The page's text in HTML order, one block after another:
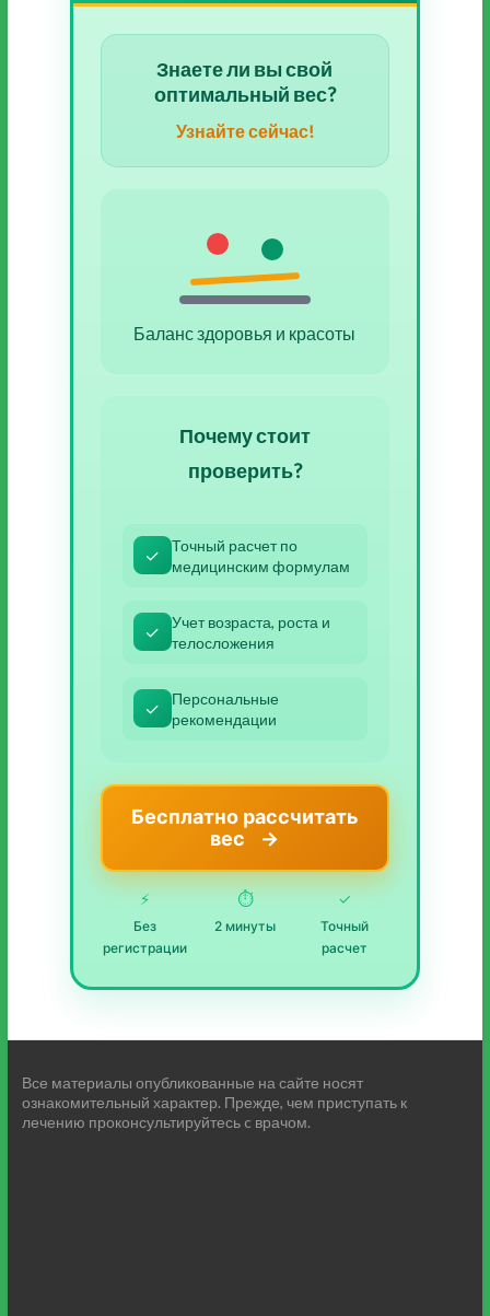
Знаете ли вы свой
оптимальный вес?
Узнайте сейчас!
Баланс здоровья и красоты
Почему стоит
проверить?
✓
Точный расчет по
медицинским формулам
✓
Учет возраста, роста и
телосложения
✓
Персональные
рекомендации
Бесплатно рассчитать
вес
→
⚡
Без
регистрации
⏱️
2 минуты
✓
Точный
расчет
Все материалы опубликованные на сайте носят
ознакомительный характер. Прежде, чем приступать к
лечению проконсультируйтесь c врачом.